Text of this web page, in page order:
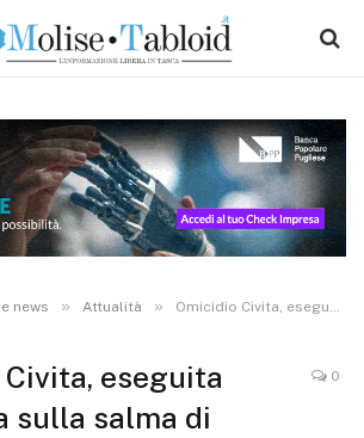
news » Attualità » Omicidio Civita, eseguita l’autopsia sulla salma di Nicola De Gregorio. Sabato i funerali del 50enne
eseguita
sulla salma di
0